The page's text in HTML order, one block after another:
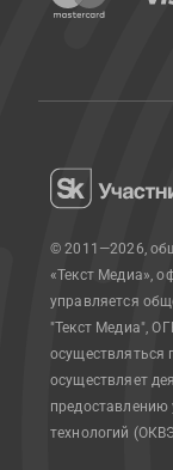
© 2011—2026,
«Текст Медиа»,
управляется
"Текст Медиа",
осуществляться
осуществляет
технологий